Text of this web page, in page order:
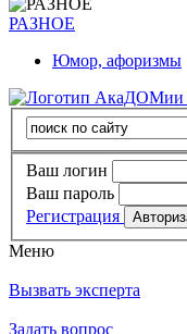
РАЗНОЕ
Юмор, афоризмы
Ваш логин
Ваш пароль
Регистрация
Меню
Вызвать эксперта
Задать вопрос